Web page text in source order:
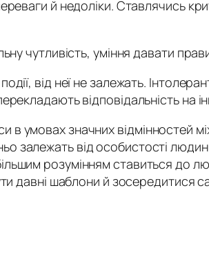
й недоліки. Ставлячись
чутливість, уміння давати
від неї не залежать.
відповідальність на
умовах значних відмінностей
залежать від особистості
розумінням ставиться до
давні шаблони й зосередитися